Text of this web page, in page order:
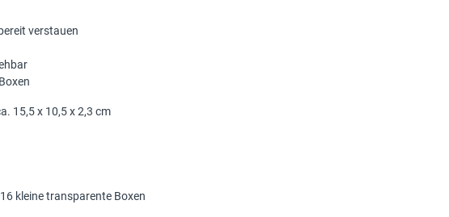
verstauen
15,5 x 10,5 x 2,3 cm
kleine transparente Boxen